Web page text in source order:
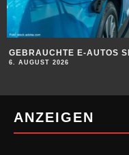
GEBRAUCHTE E-AUTOS
6. AUGUST 2026
ANZEIGEN